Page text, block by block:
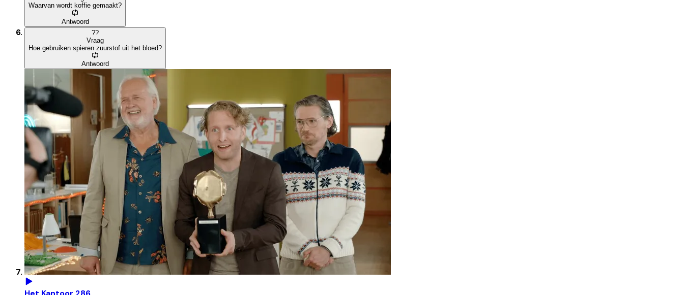
Waarvan wordt koffie gemaakt?
Antwoord
??
Vraag
Hoe gebruiken spieren zuurstof uit het bloed?
Antwoord